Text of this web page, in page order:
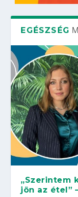
EGÉSZSÉG
„Szerintem
jön az étel”